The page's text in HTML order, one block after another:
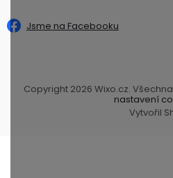
Jsme na Facebooku
Vytvořil
Copyright 2026 Wixo.cz.
nastavení